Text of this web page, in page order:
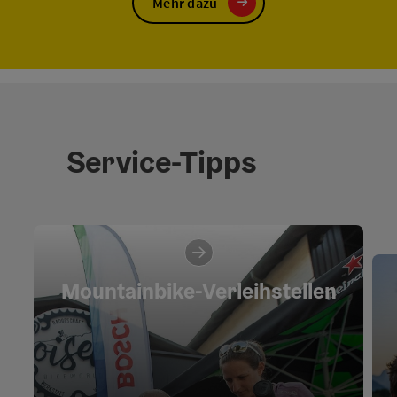
Service-Tipps
Mountainbike-Verleihstellen